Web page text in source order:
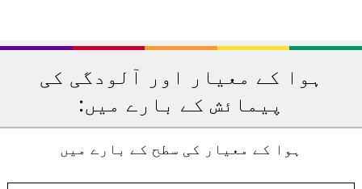
ہوا کے معیار اور آلودگی کی
پیمائش کے بارے میں:
ہوا کے معیار کی سطح کے بارے میں